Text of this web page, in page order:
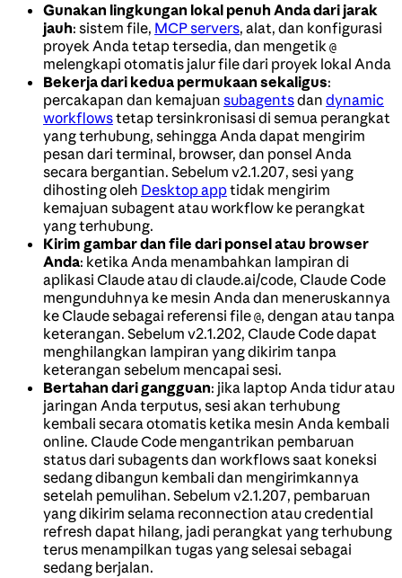
Gunakan lingkungan lokal penuh Anda dari jarak
jauh: sistem file, MCP servers, alat, dan konfigurasi
proyek Anda tetap tersedia, dan mengetik @
melengkapi otomatis jalur file dari proyek lokal Anda
Bekerja dari kedua permukaan sekaligus:
percakapan dan kemajuan subagentsdan dynamic
workflowstetap tersinkronisasi di semua perangkat
yang terhubung, sehingga Anda dapat mengirim
pesan dari terminal, browser, dan ponsel Anda
secara bergantian. Sebelum v2.1.207, sesi yang
dihosting oleh Desktop apptidak mengirim
kemajuan subagent atau workflow ke perangkat
yang terhubung.
Kirim gambar dan file dari ponsel atau browser
Anda: ketika Anda menambahkan lampiran di
aplikasi Claude atau di claude.ai/code, Claude Code
mengunduhnya ke mesin Anda dan meneruskannya
ke Claude sebagai referensi file @, dengan atau tanpa
keterangan. Sebelum v2.1.202, Claude Code dapat
menghilangkan lampiran yang dikirim tanpa
keterangan sebelum mencapai sesi.
Bertahan dari gangguan: jika laptop Anda tidur atau
jaringan Anda terputus, sesi akan terhubung
kembali secara otomatis ketika mesin Anda kembali
online. Claude Code mengantrikan pembaruan
status dari subagents dan workflows saat koneksi
sedang dibangun kembali dan mengirimkannya
setelah pemulihan. Sebelum v2.1.207, pembaruan
yang dikirim selama reconnection atau credential
refresh dapat hilang, jadi perangkat yang terhubung
terus menampilkan tugas yang selesai sebagai
sedang berjalan.